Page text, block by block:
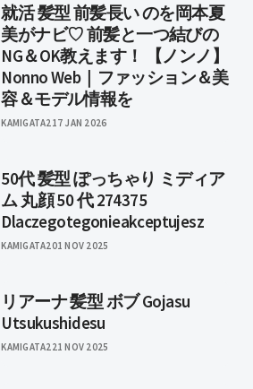
就活 髪型 前髪長い のを岡本夏
美がナビ♡ 前髪と一つ結びの
NG＆OK教えます！ 【ノンノ】
Nonno Web｜ファッション＆美
容＆モデル情報を
KAMIGATA2 17 JAN 2026
50代 髪型 ぽっちゃり ミディア
ム 丸顔 50 代 274375
Dlaczegotegonieakceptujesz
KAMIGATA201 NOV 2025
リアーナ 髪型 ボブ Gojasu
Utsukushidesu
KAMIGATA2 21 NOV 2025